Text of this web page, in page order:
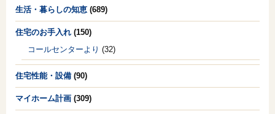
生活・暮らしの知恵 (689)
住宅のお手入れ (150)
コールセンターより (32)
住宅性能・設備 (90)
マイホーム計画 (309)